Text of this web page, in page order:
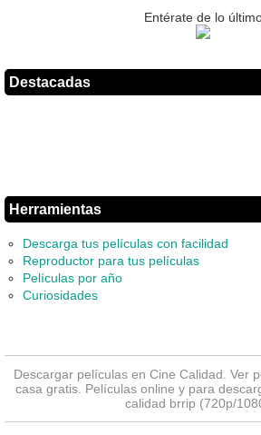
Entérate de lo
Destacadas
Herramientas
Descarga tus películas con facilidad
Reproductor para tus películas
Películas por año
Curiosidades
Descargar películas en Cine Calidad. Ver
casa gratis. Películas online y para
calidad brrip (720p/